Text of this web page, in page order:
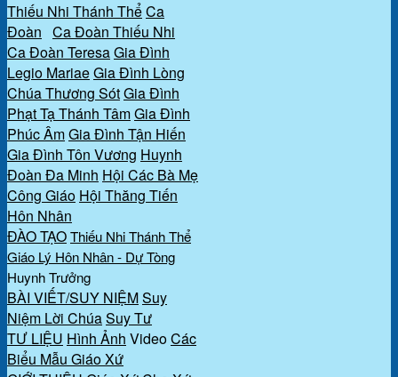
Thiếu Nhi Thánh ThểCa
Đoàn Ca Đoàn Thiếu Nhi
Ca Đoàn TeresaGia Đình
Legio MariaeGia Đình Lòng
Chúa Thương SótGia Đình
Phạt Tạ Thánh TâmGia Đình
Phúc ÂmGia Đình Tận Hiến
Gia Đình Tôn Vương Huynh
Đoàn Đa Minh Hội Các Bà Mẹ
Công Giáo Hội Thăng Tiến
Hôn Nhân
ĐÀO TẠOThiếu Nhi Thánh Thể
Giáo Lý Hôn Nhân - Dự Tòng
Huynh Trưởng
BÀI VIẾT/SUY NIỆMSuy
Niệm Lời ChúaSuy Tư
TƯ LIỆU Hình Ảnh VideoCác
Biểu Mẫu Giáo Xứ